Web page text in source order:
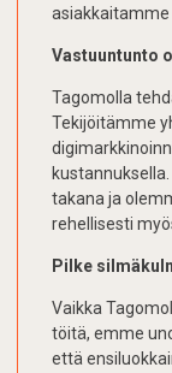
asiakkaitamme
Vastuuntunto
Tagomolla
Tekijöitämme
takana ja
rehellisesti
Pilke
Vaikka
töitä, emme
että